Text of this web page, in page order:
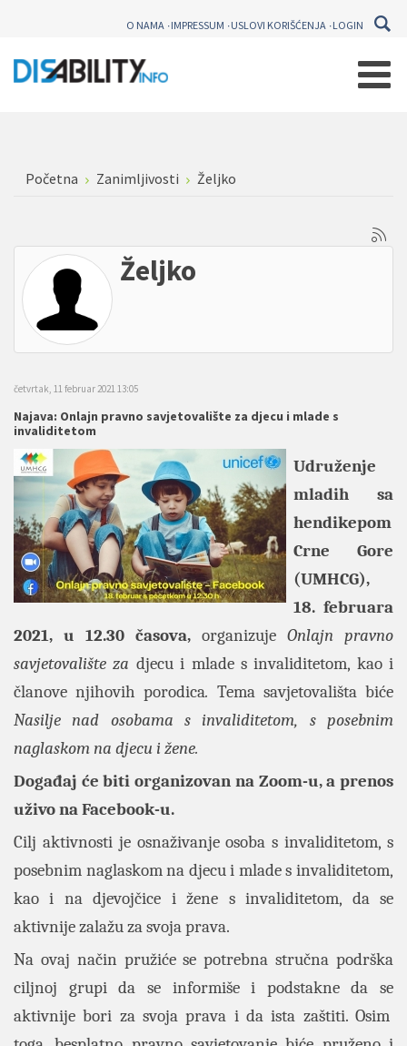
O NAMA IMPRESSUM USLOVI KORIŠĆENJA LOGIN
Početna Zanimljivosti Željko
Željko
četvrtak, 11 februar 2021 13:05
Najava: Onlajn pravno savjetovalište za djecu i mlade s
invaliditetom
Udruženje
mladih sa
hendikepom
Crne Gore
(UMHCG),
18. februara
2021, u 12.30 časova, organizuje Onlajn pravno
savjetovalište za djecu i mlade s invaliditetom, kao i
članove njihovih porodica. Tema savjetovališta biće
Nasilje nad osobama s invaliditetom, s posebnim
naglaskom na djecu i žene.
Događaj će biti organizovan na Zoom-u, a prenos
uživo na Facebook-u.
Cilj aktivnosti je osnaživanje osoba s invaliditetom, s
posebnim naglaskom na djecu i mlade s invaliditetom,
kao i na djevojčice i žene s invaliditetom, da se
aktivnije zalažu za svoja prava.
Na ovaj način pružiće se potrebna stručna podrška
ciljnoj grupi da se informiše i podstakne da se
aktivnije bori za svoja prava i da ista zaštiti. Osim